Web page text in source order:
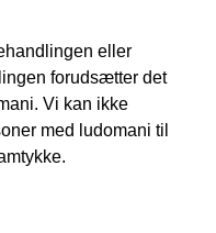
eller
forudsætter det
Vi kan ikke
med ludomani til